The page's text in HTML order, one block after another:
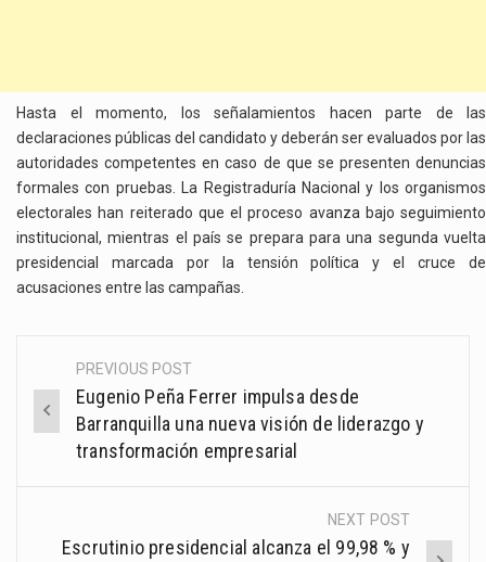
Hasta el momento, los señalamientos hacen parte de las
declaraciones públicas del candidato y deberán ser evaluados por las
autoridades competentes en caso de que se presenten denuncias
formales con pruebas. La Registraduría Nacional y los organismos
electorales han reiterado que el proceso avanza bajo seguimiento
institucional, mientras el país se prepara para una segunda vuelta
presidencial marcada por la tensión política y el cruce de
acusaciones entre las campañas.
Post
navigation
PREVIOUS POST
Eugenio Peña Ferrer impulsa desde
Barranquilla una nueva visión de liderazgo y
transformación empresarial
NEXT POST
Escrutinio presidencial alcanza el 99,98 % y